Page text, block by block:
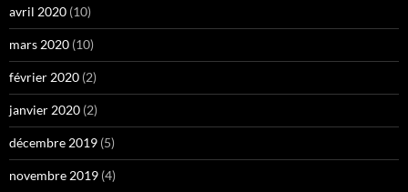
avril 2020 (10)
mars 2020 (10)
février 2020 (2)
janvier 2020 (2)
décembre 2019 (5)
novembre 2019 (4)